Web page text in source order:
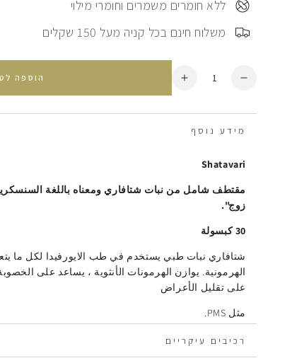
כמות
הסרת
מ
&lt;tc&gt;شتافاري&lt;/tc&gt;
הוספת
עוד
&lt;tc&gt;شتافاري&lt;/tc&gt;
הוספה
מידע נוסף
Shatavari
مقتطف شامل من نبات شتافاري ومعناه باللغة
زوج".
30 كبسولة
شتافاري نبات طبي يستخدم في طب الايورفيدا لكل ما
الهرمونية. يوازن الهرمونات الأنثوية ، يساعد على
على تقليل الأعراض
مثل PMS.
لمزيد من المعلومات، انقر هنا
רכיבים עיקריים